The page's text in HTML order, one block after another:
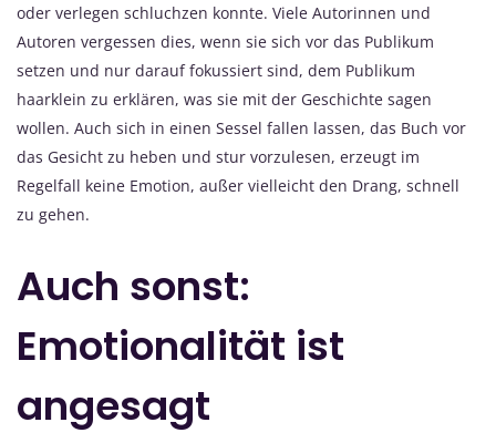
oder verlegen schluchzen konnte. Viele Autorinnen und
Autoren vergessen dies, wenn sie sich vor das Publikum
setzen und nur darauf fokussiert sind, dem Publikum
haarklein zu erklären, was sie mit der Geschichte sagen
wollen. Auch sich in einen Sessel fallen lassen, das Buch vor
das Gesicht zu heben und stur vorzulesen, erzeugt im
Regelfall keine Emotion, außer vielleicht den Drang, schnell
zu gehen.
Auch sonst:
Emotionalität ist
angesagt